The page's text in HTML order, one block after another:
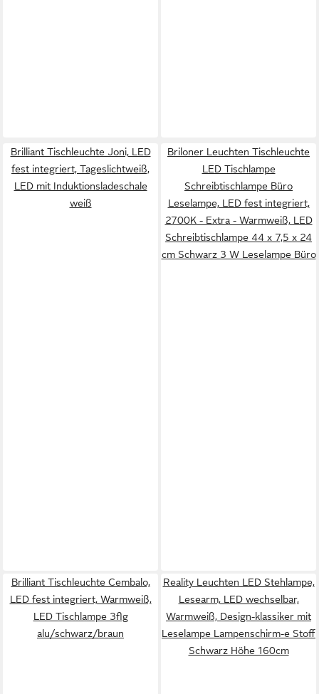
Brilliant Tischleuchte Joni, LED
fest integriert, Tageslichtweiß,
LED mit Induktionsladeschale
weiß
Briloner Leuchten Tischleuchte
LED Tischlampe
Schreibtischlampe Büro
Leselampe, LED fest integriert,
2700K - Extra - Warmweiß, LED
Schreibtischlampe 44 x 7,5 x 24
cm Schwarz 3 W Leselampe Büro
Brilliant Tischleuchte Cembalo,
LED fest integriert, Warmweiß,
LED Tischlampe 3flg
alu/schwarz/braun
Reality Leuchten LED Stehlampe,
Lesearm, LED wechselbar,
Warmweiß, Design-klassiker mit
Leselampe Lampenschirm-e Stoff
Schwarz Höhe 160cm